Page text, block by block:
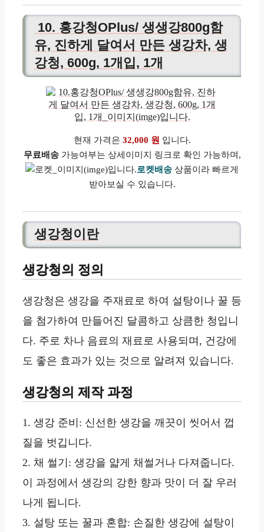
10. 홍강청OPlus/ 생생강800g함
유, 진하게 달여서 만든 생강차, 생
강청, 600g, 1개입, 1개
현재 가격은 32,000 원 입니다.
무료배송가능여부는 상세이미지 링크로 확인 가능하며,
로켓배송 상품이라 빠르게
받아보실 수 있습니다.
생강청이란
생강청의 정의
생강청은 생강을 주재료로 하여 설탕이나 꿀 등
을 첨가하여 만들어진 달콤하고 상큼한 청입니
다. 주로 차나 음료의 재료로 사용되며, 건강에
도 좋은 효과가 있는 것으로 알려져 있습니다.
생강청의 제작 과정
1. 생강 준비: 신선한 생강을 깨끗이 씻어서 껍
질을 벗깁니다.
2. 채 썰기: 생강을 얇게 채썰거나 다져줍니다.
이 과정에서 생강의 강한 향과 맛이 더 잘 우러
나게 됩니다.
3. 설탕 또는 꿀과 혼합: 손질한 생강에 설탕이